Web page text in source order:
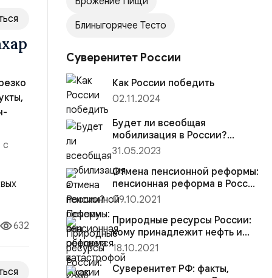
с
632
Блиныгорячее Тесто
Суверенитет России
Как России победить
02.11.2024
Будет ли всеобщая
мобилизация в России?
Почему она обернется
избежать?
31.05.2023
Отмена пенсионной реформы:
пенсионная реформа в России
— хорошие новости
09.10.2021
Природные ресурсы России:
кому принадлежит нефть и
другие природные богатства
18.10.2021
Суверенитет РФ: факты,